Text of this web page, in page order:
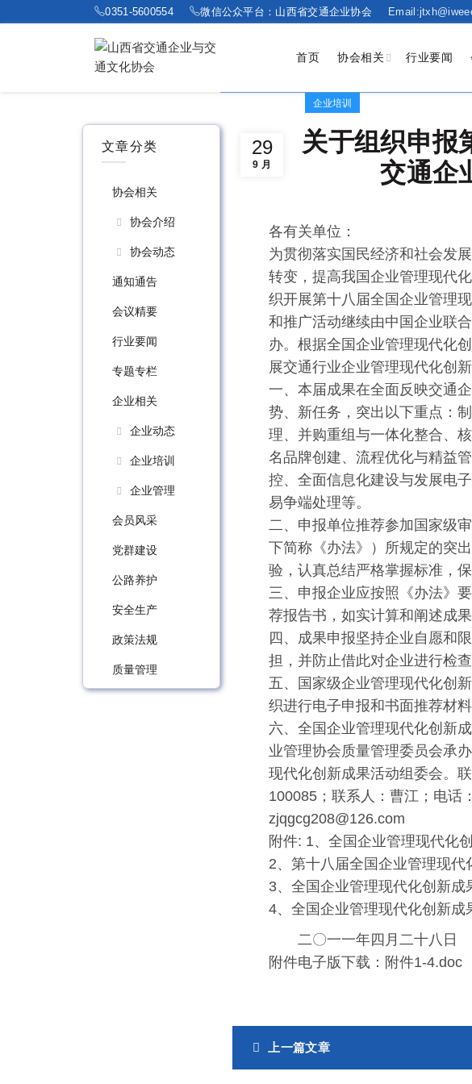
0351-5600554 微信公众平台：山西省交通企业协会
首页 协会相关 行业要闻
文章分类
协会相关
协会介绍
协会动态
通知通告
会议精要
行业要闻
专题专栏
企业相关
企业动态
企业培训
企业管理
会员风采
党群建设
公路养护
安全生产
政策法规
质量管理
29
9 月
企业培训
关于组织申报
交通企
各有关单位：
为贯彻落实国民经济和社会发
转变，提高我国企业管理现代
织开展第十八届全国企业管理
和推广活动继续由中国企业联
办。根据全国企业管理现代化
展交通行业企业管理现代化创
一、本届成果在全面反映交通
势、新任务，突出以下重点：
理、并购重组与一体化整合、
名品牌创建、流程优化与精益
控、全面信息化建设与发展电
易争端处理等。
二、申报单位推荐参加国家级
下简称《办法》）所规定的突
验，认真总结严格掌握标准，
三、申报企业应按照《办法》
荐报告书，如实计算和阐述成
四、成果申报坚持企业自愿和
担，并防止借此对企业进行检查
五、国家级企业管理现代化创
织进行电子申报和书面推荐材
六、全国企业管理现代化创新
业管理协会质量管理委员会承
现代化创新成果活动组委会。
100085；联系人：曹江；电话
zjqgcg208@126.com
附件: 1、全国企业管理现代化
2、第十八届全国企业管理现代
3、全国企业管理现代化创新成
4、全国企业管理现代化创新成
二〇一一年四月二十八日
附件电子版下载：附件1-4.doc
上一篇文章